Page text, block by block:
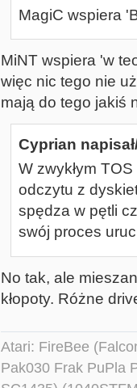
MagiC wspiera
MiNT wspiera 'w
więc nic tego nie
mają do tego jakiś
Cyprian
W zwykłym
odczytu z
spędza w pętli
swój proces
No tak, ale
kłopoty. Różne
Atari: FireBee
Pak030 Frak PuPla